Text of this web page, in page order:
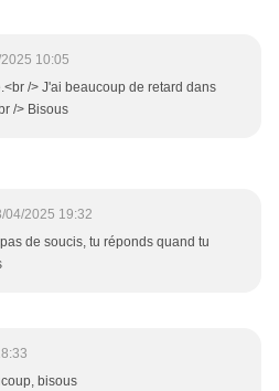
10:05
/> J'ai beaucoup de retard dans
/> Bisous
04/2025 19:32
de soucis, tu réponds quand tu
bisous